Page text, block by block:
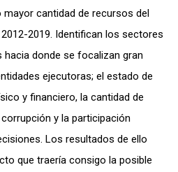
cantidad de recursos del
2019. Identifican los sectores
donde se focalizan gran
ejecutoras; el estado de
y financiero, la cantidad de
y la participación
Los resultados de ello
que traería consigo la posible